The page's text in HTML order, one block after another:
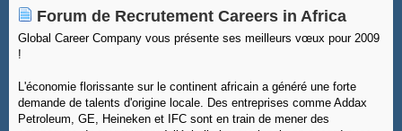
Forum de Recrutement Careers in Africa
Global Career Company vous présente ses meilleurs vœux pour 2009
!
L'économie florissante sur le continent africain a généré une forte
demande de talents d'origine locale. Des entreprises comme Addax
Petroleum, GE, Heineken et IFC sont en train de mener des